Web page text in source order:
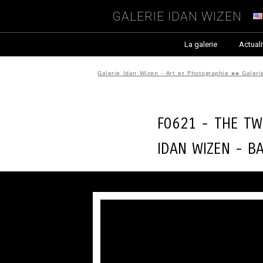
Galerie Idan Wizen
La galerie
Galerie Idan Wizen - Art et Photographie »»
F0621 - The
Idan Wizen -